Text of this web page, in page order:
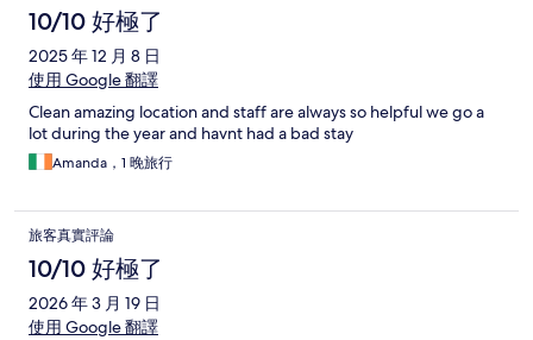
10/10 好極了
2025 年 12 月 8 日
使用 Google 翻譯
Clean amazing location and staff are always so helpful we go a
lot during the year and havnt had a bad stay
Amanda，1 晚旅行
旅客真實評論
10/10 好極了
2026 年 3 月 19 日
使用 Google 翻譯